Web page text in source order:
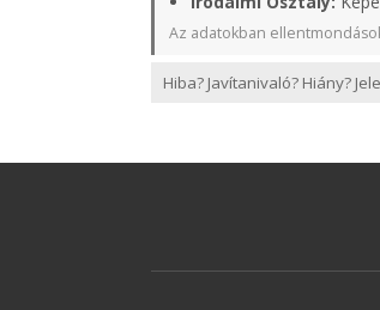
Az adatokban
Hiba? Javítanivaló? Hiány?